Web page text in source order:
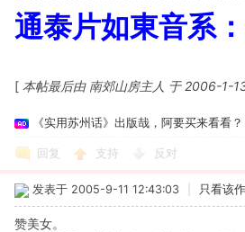
通泰片如東音系：
[ 本帖最后由 南郊山房主人 于 2006-1-
《实用苏州话》出版哉，阿要买来看看？
回复 支持 反对
发表于 2005-9-11 12:43:03 只看该
赞美女。